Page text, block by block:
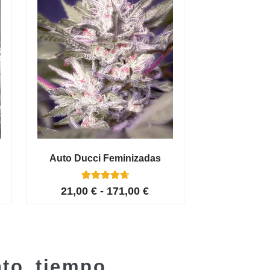
Auto Ducci Feminizadas
Valorado con
4.75
4
21,00€ - 171,00€